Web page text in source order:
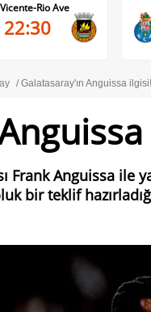
FC Porto-Alverca
20:00
Galatasaray'ın Anguissa ilgisi!
Frank Anguissa ile
bir teklif